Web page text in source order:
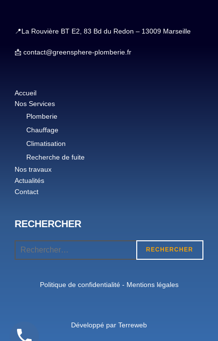
📍La Rouvière BT E2, 83 Bd du Redon – 13009 Marseille
📩 contact@greensphere-plomberie.fr
Accueil
Nos Services
Plomberie
Chauffage
Climatisation
Recherche de fuite
Nos travaux
Actualités
Contact
RECHERCHER
Recherche
RECHERCHER
Politique de confidentialité- Mentions légales
Développé par Terreweb